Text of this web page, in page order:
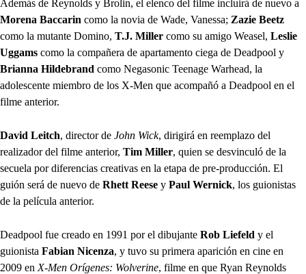
Además de Reynolds y Brolin, el elenco del filme incluirá de nuevo a
Morena Baccarin como la novia de Wade, Vanessa; Zazie Beetz
como la mutante Domino, T.J. Miller como su amigo Weasel, Leslie
Uggams como la compañera de apartamento ciega de Deadpool y
Brianna Hildebrand como Negasonic Teenage Warhead, la
adolescente miembro de los X-Men que acompañó a Deadpool en el
filme anterior.
David Leitch, director de John Wick, dirigirá en reemplazo del
realizador del filme anterior, Tim Miller, quien se desvinculó de la
secuela por diferencias creativas en la etapa de pre-producción. El
guión será de nuevo de Rhett Reese y Paul Wernick, los guionistas
de la película anterior.
Deadpool fue creado en 1991 por el dibujante Rob Liefeld y el
guionista Fabian Nicenza, y tuvo su primera aparición en cine en
2009 en X-Men Orígenes: Wolverine, filme en que Ryan Reynolds